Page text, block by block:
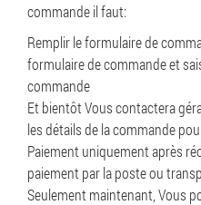
commande il faut:
Remplir le formulaire de
formulaire de commande et
commande
Et bientôt Vous contactera
les détails de la commande
Paiement uniquement après
paiement par la poste ou
Seulement maintenant, Vous